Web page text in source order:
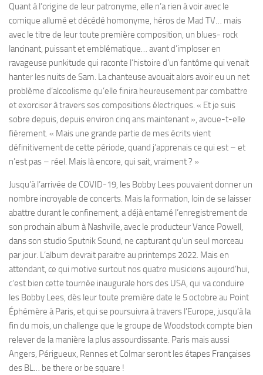
Quant à l’origine de leur patronyme, elle n’a rien à voir avec le
comique allumé et décédé homonyme, héros de Mad TV… mais
avec le titre de leur toute première composition, un blues- rock
lancinant, puissant et emblématique… avant d’imploser en
ravageuse punkitude qui raconte l’histoire d’un fantôme qui venait
hanter les nuits de Sam. La chanteuse avouait alors avoir eu un net
problème d’alcoolisme qu’elle finira heureusement par combattre
et exorciser à travers ses compositions électriques. « Et je suis
sobre depuis, depuis environ cinq ans maintenant », avoue-t-elle
fièrement. « Mais une grande partie de mes écrits vient
définitivement de cette période, quand j’apprenais ce qui est – et
n’est pas – réel. Mais là encore, qui sait, vraiment ? »
Jusqu’à l’arrivée de COVID-19, les Bobby Lees pouvaient donner un
nombre incroyable de concerts. Mais la formation, loin de se laisser
abattre durant le confinement, a déjà entamé l’enregistrement de
son prochain album à Nashville, avec le producteur Vance Powell,
dans son studio Sputnik Sound, ne capturant qu’un seul morceau
par jour. L’album devrait paraitre au printemps 2022. Mais en
attendant, ce qui motive surtout nos quatre musiciens aujourd’hui,
c’est bien cette tournée inaugurale hors des USA, qui va conduire
les Bobby Lees, dès leur toute première date le 5 octobre au Point
Éphémère à Paris, et qui se poursuivra à travers l’Europe, jusqu’à la
fin du mois, un challenge que le groupe de Woodstock compte bien
relever de la manière la plus assourdissante. Paris mais aussi
Angers, Périgueux, Rennes et Colmar seront les étapes Françaises
des BL… be there or be square !